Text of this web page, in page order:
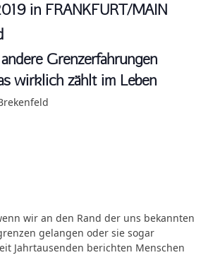
in FRANKFURT/MAIN
Grenzerfahrungen
wirklich zählt im Leben
wir an den Rand der uns bekannten
gelangen oder sie sogar
Jahrtausenden berichten Menschen